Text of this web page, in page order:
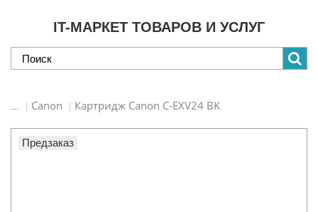
IT-МАРКЕТ ТОВАРОВ И УСЛУГ
... Canon Картридж Canon C-EXV24 BK
Предзаказ